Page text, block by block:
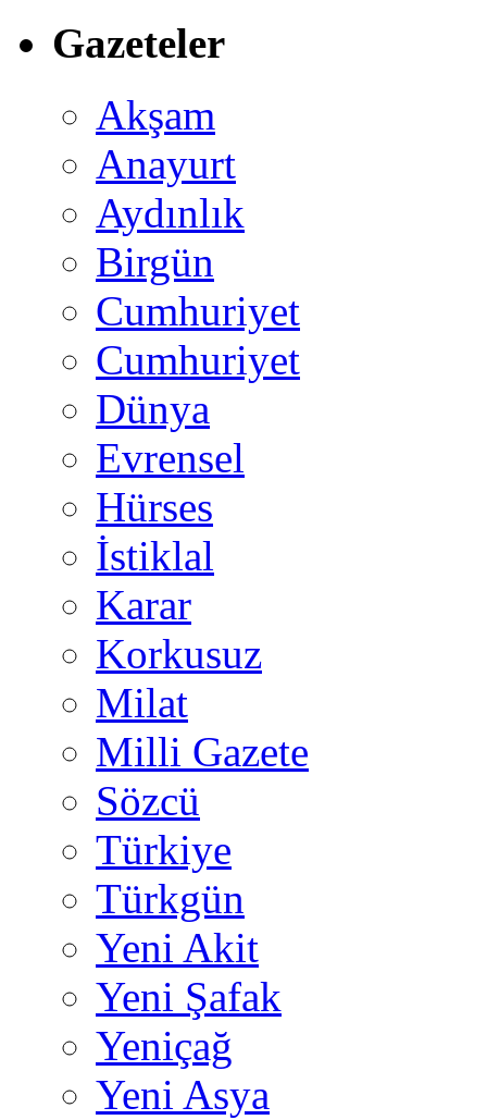
Gazeteler
Akşam
Anayurt
Aydınlık
Birgün
Cumhuriyet
Cumhuriyet
Dünya
Evrensel
Hürses
İstiklal
Karar
Korkusuz
Milat
Milli Gazete
Sözcü
Türkiye
Türkgün
Yeni Akit
Yeni Şafak
Yeniçağ
Yeni Asya